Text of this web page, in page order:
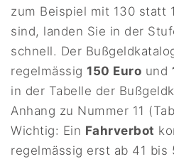
zum Beispiel mit 130 statt
sind, landen Sie in der
schnell. Der
regelmässig150 Euro und
in der Tabelle der
Anhang zu Nummer 11
Wichtig: Ein Fahrverbot
regelmässig erst ab 41 bis